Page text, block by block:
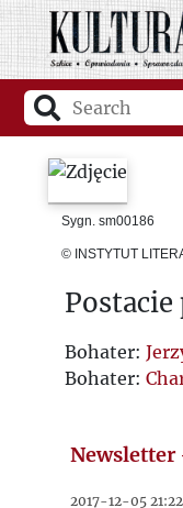
Sygn. sm00186
© INSTYTUT
Postacie
Bohater:
Bohater:
Newsletter
2017-12-05